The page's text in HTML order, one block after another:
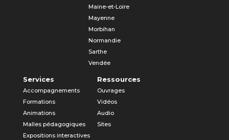
Maine-et-Loire
Mayenne
Morbihan
Normandie
Sarthe
Vendée
Services
Accompagnements
Formations
Animations
Malles pédagogiques
Expositions interactives
Ressources
Ouvrages
Vidéos
Audio
Sites